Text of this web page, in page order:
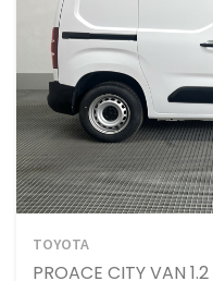
TOYOTA
PROACE CITY VAN 1.2